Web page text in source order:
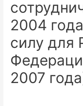
2004
силу для
2007